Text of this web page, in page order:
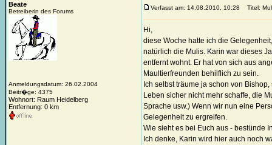
Beate
Betreiberin des Forums
Anmeldungsdatum: 26.02.2004
Beitr�ge: 4375
Wohnort: Raum Heidelberg
Entfernung: 0 km
Verfasst am: 14.08.2010, 10:28 Titel:
Hi,
diese Woche hatte ich die
natürlich die Mulis. Karin war dieses
entfernt wohnt. Er hat von sich aus
Maultierfreunden behilflich zu sein.
Ich selbst träume ja schon von
Leben sicher nicht mehr schaffe, die
Sprache usw.) Wenn wir nun eine
Gelegenheit zu ergreifen.
Wie sieht es bei Euch aus - bestünde
Ich denke, Karin wird hier auch noch